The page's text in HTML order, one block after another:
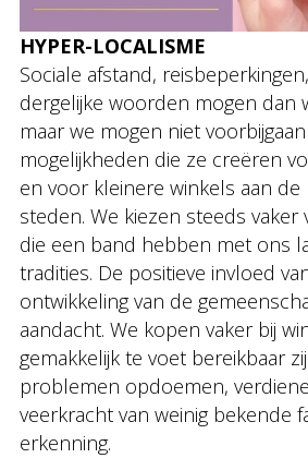
HYPER-LOCALISME
Sociale afstand,
dergelijke woorden mogen dan
maar we mogen niet
mogelijkheden die ze creëren
en voor kleinere winkels aan de
steden. We kiezen steeds
die een band hebben met ons
tradities. De positieve invloed
ontwikkeling van de
aandacht. We kopen vaker bij
gemakkelijk te voet bereikbaar
problemen opdoemen,
veerkracht van weinig bekende
erkenning.